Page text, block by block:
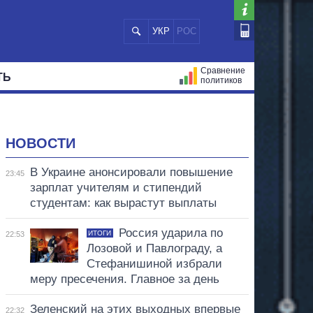
УКР РОС
Сравнение
политиков
НОВОСТИ
23:45
В Украине анонсировали повышение
зарплат учителям и стипендий
студентам: как вырастут выплаты
22:53 ИТОГИ
Россия ударила по
Лозовой и Павлограду, а
Стефанишиной избрали
меру пресечения. Главное за день
22:32
Зеленский на этих выходных впервые